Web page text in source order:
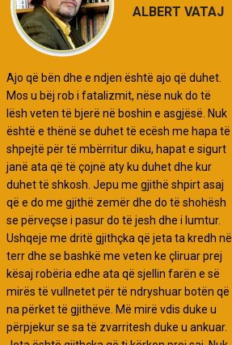
ALBERT VATAJ
Ajo që bën dhe e ndjen është ajo që duhet.
Mos u bëj rob i fatalizmit, nëse nuk do të
lësh veten të bjerë në boshin e asgjësë. Nuk
është e thënë se duhet të ecësh me hapa të
shpejtë për të mbërritur diku, hapat e sigurt
janë ata që të çojnë aty ku duhet dhe kur
duhet të shkosh. Jepu me gjithë shpirt asaj
që e do me gjithë zemër dhe do të shohësh
se përveçse i pasur do të jesh dhe i lumtur.
Ushqeje me dritë gjithçka që jeta ta kredh në
terr dhe se bashkë me veten ke çliruar prej
kësaj robëria edhe ata që sjellin farën e së
mirës të vullnetet për të ndryshuar botën që
na përket të gjithëve. Më mirë vdis duke u
përpjekur se sa të zvarritesh duke u ankuar.